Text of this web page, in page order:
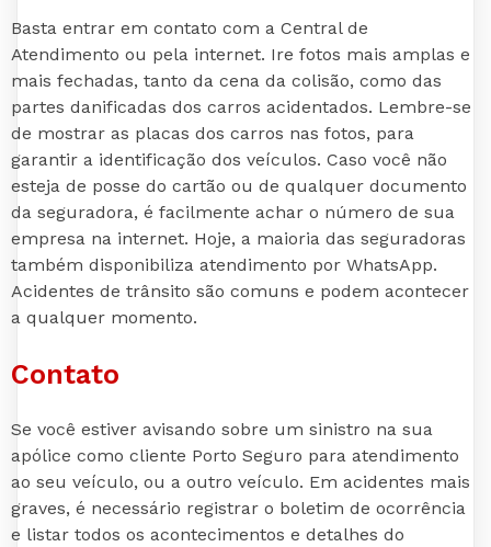
Basta entrar em contato com a Central de
Atendimento ou pela internet. Ire fotos mais amplas e
mais fechadas, tanto da cena da colisão, como das
partes danificadas dos carros acidentados. Lembre-se
de mostrar as placas dos carros nas fotos, para
garantir a identificação dos veículos. Caso você não
esteja de posse do cartão ou de qualquer documento
da seguradora, é facilmente achar o número de sua
empresa na internet. Hoje, a maioria das seguradoras
também disponibiliza atendimento por WhatsApp.
Acidentes de trânsito são comuns e podem acontecer
a qualquer momento.
Contato
Se você estiver avisando sobre um sinistro na sua
apólice como cliente Porto Seguro para atendimento
ao seu veículo, ou a outro veículo. Em acidentes mais
graves, é necessário registrar o boletim de ocorrência
e listar todos os acontecimentos e detalhes do